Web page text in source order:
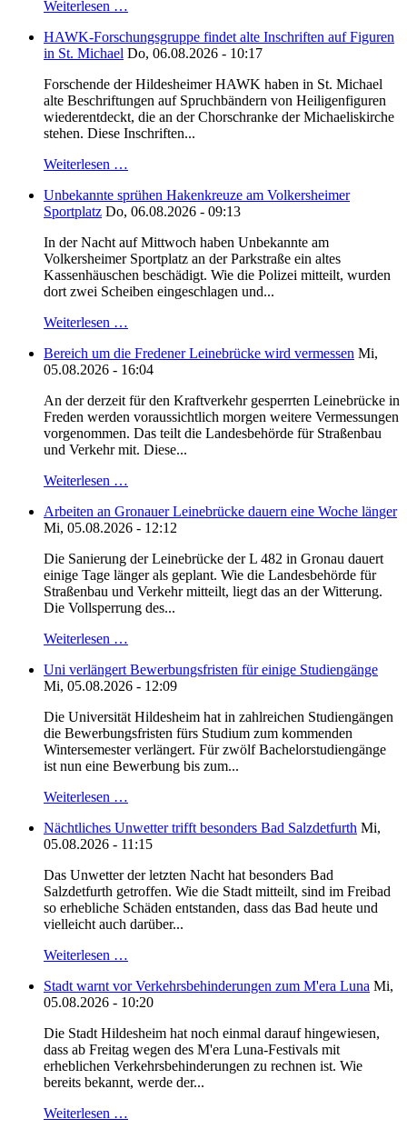
Weiterlesen …
HAWK-Forschungsgruppe findet alte Inschriften auf Figuren
in St. Michael Do, 06.08.2026 - 10:17
Forschende der Hildesheimer HAWK haben in St. Michael
alte Beschriftungen auf Spruchbändern von Heiligenfiguren
wiederentdeckt, die an der Chorschranke der Michaeliskirche
stehen. Diese Inschriften...
Weiterlesen …
Unbekannte sprühen Hakenkreuze am Volkersheimer
Sportplatz Do, 06.08.2026 - 09:13
In der Nacht auf Mittwoch haben Unbekannte am
Volkersheimer Sportplatz an der Parkstraße ein altes
Kassenhäuschen beschädigt. Wie die Polizei mitteilt, wurden
dort zwei Scheiben eingeschlagen und...
Weiterlesen …
Bereich um die Fredener Leinebrücke wird vermessen Mi,
05.08.2026 - 16:04
An der derzeit für den Kraftverkehr gesperrten Leinebrücke in
Freden werden voraussichtlich morgen weitere Vermessungen
vorgenommen. Das teilt die Landesbehörde für Straßenbau
und Verkehr mit. Diese...
Weiterlesen …
Arbeiten an Gronauer Leinebrücke dauern eine Woche länger
Mi, 05.08.2026 - 12:12
Die Sanierung der Leinebrücke der L 482 in Gronau dauert
einige Tage länger als geplant. Wie die Landesbehörde für
Straßenbau und Verkehr mitteilt, liegt das an der Witterung.
Die Vollsperrung des...
Weiterlesen …
Uni verlängert Bewerbungsfristen für einige Studiengänge
Mi, 05.08.2026 - 12:09
Die Universität Hildesheim hat in zahlreichen Studiengängen
die Bewerbungsfristen fürs Studium zum kommenden
Wintersemester verlängert. Für zwölf Bachelorstudiengänge
ist nun eine Bewerbung bis zum...
Weiterlesen …
Nächtliches Unwetter trifft besonders Bad Salzdetfurth Mi,
05.08.2026 - 11:15
Das Unwetter der letzten Nacht hat besonders Bad
Salzdetfurth getroffen. Wie die Stadt mitteilt, sind im Freibad
so erhebliche Schäden entstanden, dass das Bad heute und
vielleicht auch darüber...
Weiterlesen …
Stadt warnt vor Verkehrsbehinderungen zum M'era Luna Mi,
05.08.2026 - 10:20
Die Stadt Hildesheim hat noch einmal darauf hingewiesen,
dass ab Freitag wegen des M'era Luna-Festivals mit
erheblichen Verkehrsbehinderungen zu rechnen ist. Wie
bereits bekannt, werde der...
Weiterlesen …